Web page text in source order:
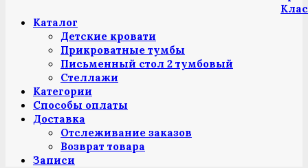
Каталог
Детские кровати
Прикроватные тумбы
Письменный стол 2 тумбовый
Стеллажи
Категории
Способы оплаты
Доставка
Отслеживание заказов
Возврат товара
Записи